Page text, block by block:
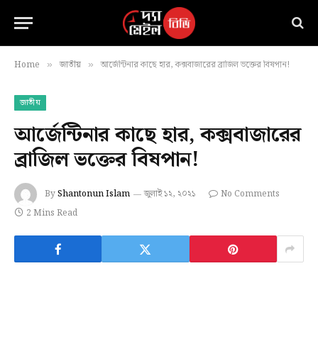
Home » জাতীয় » আর্জেন্টিনার কাছে হার, কক্সবাজারের ব্রাজিল ভক্তের বিষপান!
জাতীয়
আর্জেন্টিনার কাছে হার, কক্সবাজারের
ব্রাজিল ভক্তের বিষপান!
ByShantonun Islam জুলাই ১২, ২০২১
No Comments
2 Mins Read